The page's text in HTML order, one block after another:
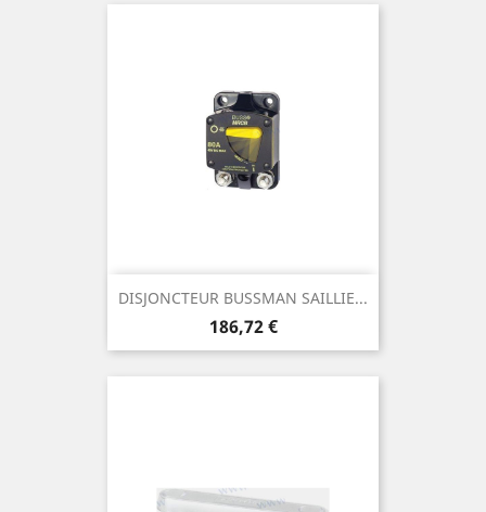
DISJONCTEUR BUSSMAN SAILLIE...
Prix
186,72 €